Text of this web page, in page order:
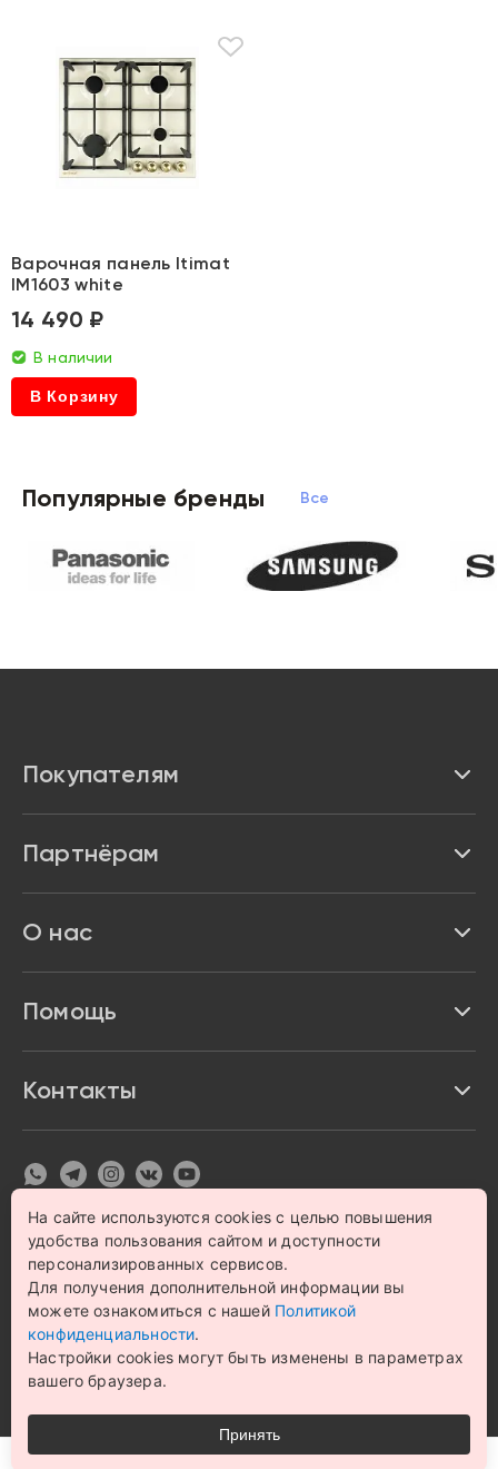
Варочная панель Itimat
IM1603 white
14 490 ₽
В наличии
В Корзину
Популярные бренды Все бренды
Покупателям
Доставка и оплата
Акции и скидки
Возврат товара
Политика конфиденциальности
Согласие на обработку персональных данных
Партнёрам
О нас
Помощь
Карта сайта
Контакты
© 1993 – 2026 Магазин бытовой техники и электроники
«Impulse». Все права защищены.
Цена на сайте носит информационный характер и не
является публичной офертой
На сайте используются cookies с целью повышения
удобства пользования сайтом и доступности
персонализированных сервисов.
Для получения дополнительной информации вы
можете ознакомиться с нашей Политикой
конфиденциальности.
Настройки cookies могут быть изменены в параметрах
вашего браузера.
Принять